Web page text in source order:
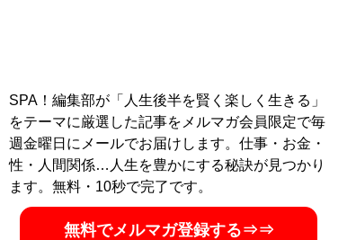
SPA！編集部が「人生後半を賢く楽しく生きる」
をテーマに厳選した記事をメルマガ会員限定で毎
週金曜日にメールでお届けします。仕事・お金・
性・人間関係…人生を豊かにする秘訣が見つかり
ます。無料・10秒で完了です。
無料でメルマガ登録する⇒⇒